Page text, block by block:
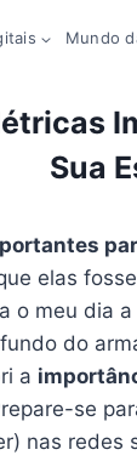
Mundo
Sua
elas
o meu dia
do
a
se
nas